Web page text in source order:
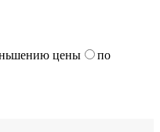
цены
по